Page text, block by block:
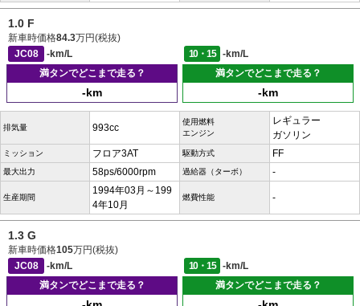
1.0 F
新車時価格84.3万円(税抜)
JC08
-km/L 10・15
-km/L
満タンでどこまで走る？
-km
満タンでどこまで走る？
-km
排気量 993cc
使用燃料
エンジン
レギュラー
ガソリン
ミッション フロア3AT 駆動方式 FF
最大出力 58ps/6000rpm 過給器（ターボ） -
生産期間
1994年03月～199
4年10月
燃費性能 -
1.3 G
新車時価格105万円(税抜)
JC08
-km/L 10・15
-km/L
満タンでどこまで走る？
満タンでどこまで走る？